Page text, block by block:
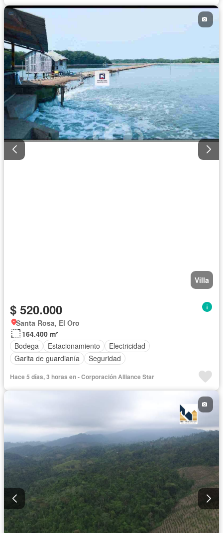
Villa
$ 520.000
Santa Rosa, El Oro
164.400 m²
Bodega
Estacionamiento
Electricidad
Garita de guardianía
Seguridad
Hace 5 días, 3 horas en - Corporación Alliance Star